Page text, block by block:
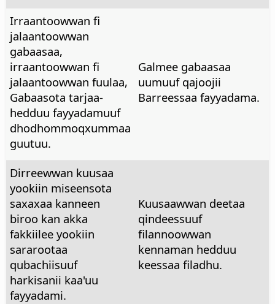
Irraantoowwan fi
jalaantoowwan
gabaasaa,
irraantoowwan fi
jalaantoowwan fuulaa,
Gabaasota tarjaa-
hedduu fayyadamuuf
dhodhommoqxummaa
guutuu.
Galmee gabaasaa
uumuuf qajoojii
Barreessaa fayyadama.
Dirreewwan kuusaa
yookiin miseensota
saxaxaa kanneen
biroo kan akka
fakkiilee yookiin
sararootaa
qubachiisuuf
harkisanii kaa'uu
fayyadami.
Kuusaawwan deetaa
qindeessuuf
filannoowwan
kennaman hedduu
keessaa filadhu.